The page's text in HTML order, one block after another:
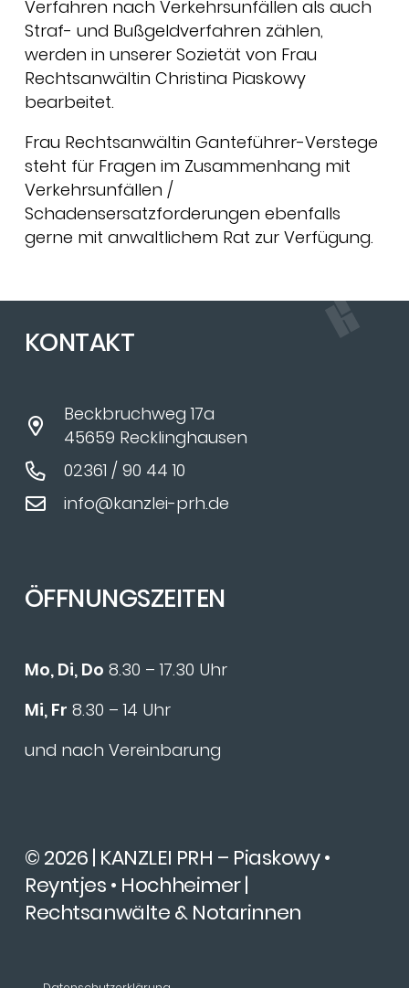
Verfahren nach Verkehrsunfällen als auch
Straf- und Bußgeldverfahren zählen,
werden in unserer Sozietät von Frau
Rechtsanwältin Christina Piaskowy
bearbeitet.
Frau Rechtsanwältin Ganteführer-Verstege
steht für Fragen im Zusammenhang mit
Verkehrsunfällen /
Schadensersatzforderungen ebenfalls
gerne mit anwaltlichem Rat zur Verfügung.
KONTAKT
Beckbruchweg 17a
45659 Recklinghausen
02361 / 90 44 10
info@kanzlei-prh.de
ÖFFNUNGSZEITEN
Mo, Di, Do 8.30 – 17.30 Uhr
Mi, Fr 8.30 – 14 Uhr
und nach Vereinbarung
© 2026 | KANZLEI PRH – Piaskowy •
Reyntjes • Hochheimer |
Rechtsanwälte & Notarinnen